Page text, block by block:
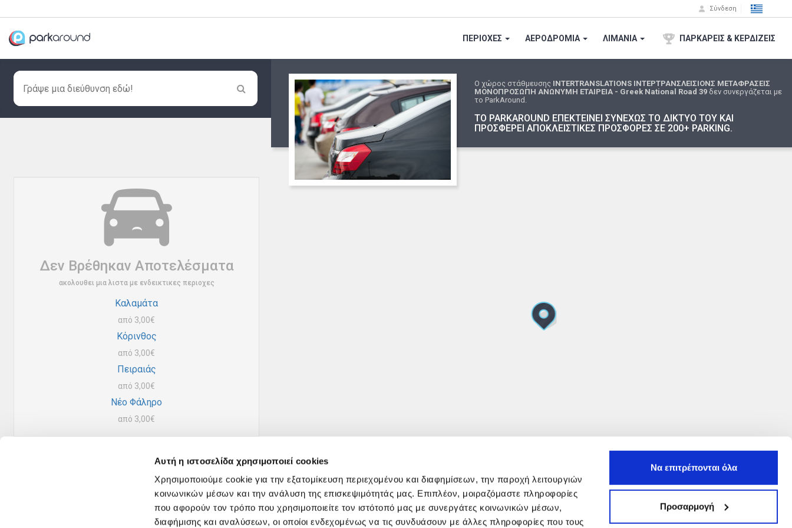
Αυτή η ιστοσελίδα χρησιμοποιεί cookies
Χρησιμοποιούμε cookie για την εξατομίκευση περιεχομένου και διαφημίσεων, την παροχή λειτουργιών
κοινωνικών μέσων και την ανάλυση της επισκεψιμότητάς μας. Επιπλέον, μοιραζόμαστε πληροφορίες
που αφορούν τον τρόπο που χρησιμοποιείτε τον ιστότοπό μας με συνεργάτες κοινωνικών μέσων,
διαφήμισης και αναλύσεων, οι οποίοι ενδεχομένως να τις συνδυάσουν με άλλες πληροφορίες που τους
Να επιτρέπονται όλα
Προσαρμογή
Σύνδεση
ΠΕΡΙΟΧΕΣ ΑΕΡΟΔΡΟΜΙA ΛΙΜΑΝΙΑ ΠΑΡΚΑΡΕΙΣ & ΚΕΡΔΙΖΕΙΣ
Ο χώρος στάθμευσης INTERTRANSLATIONS ΙΝΤΕΡΤΡΑΝΣΛΕΙΣΙΟΝΣ ΜΕΤΑΦΡΑΣΕΙΣ
ΜΟΝΟΠΡΟΣΩΠΗ ΑΝΩΝΥΜΗ ΕΤΑΙΡΕΙΑ - Greek National Road 39 δεν συνεργάζεται με
το ParkAround.
ΤΟ PARKAROUND ΕΠΕΚΤΕΙΝΕΙ ΣΥΝΕΧΩΣ ΤΟ ΔΙΚΤΥΟ ΤΟΥ ΚΑΙ
ΠΡΟΣΦΕΡΕΙ ΑΠΟΚΛΕΙΣΤΙΚΕΣ ΠΡΟΣΦΟΡΕΣ ΣΕ 200+ PARKING.
Δεν Βρέθηκαν Αποτελέσματα
ακολουθει μια λιστα με ενδεικτικες περιοχες
Καλαμάτα
από 3,00€
Κόρινθος
από 3,00€
Πειραιάς
από 3,00€
Νέο Φάληρο
από 3,00€